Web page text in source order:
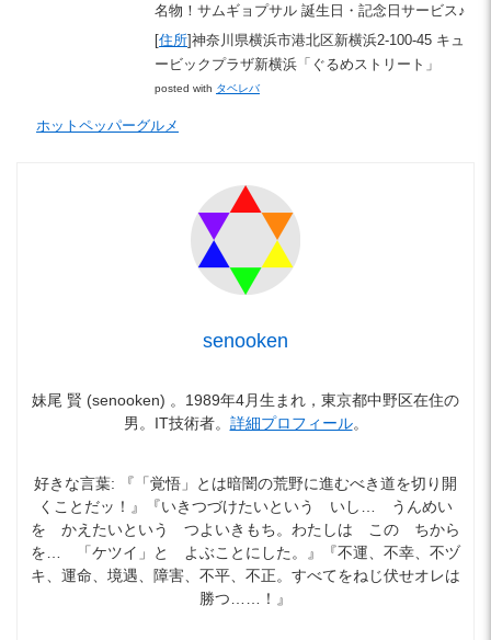
名物！サムギョプサル 誕生日・記念日サービス♪
[住所]神奈川県横浜市港北区新横浜2-100-45 キュ
ービックプラザ新横浜「ぐるめストリート」
posted with タベレバ
ホットペッパーグルメ
senooken
妹尾 賢 (senooken) 。1989年4月生まれ，東京都中野区在住の
男。IT技術者。 詳細プロフィール。
好きな言葉: 『「覚悟」とは暗闇の荒野に進むべき道を切り開
くことだッ！』『いきつづけたいという いし… うんめい
を かえたいという つよいきもち。わたしは この ちから
を… 「ケツイ」と よぶことにした。』『不運、不幸、不ヅ
キ、運命、境遇、障害、不平、不正。すべてをねじ伏せオレは
勝つ……！』